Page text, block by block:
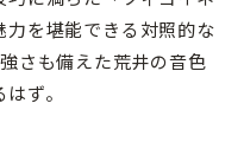
を堪能できる対照的な
さも備えた荒井の音色
ず。